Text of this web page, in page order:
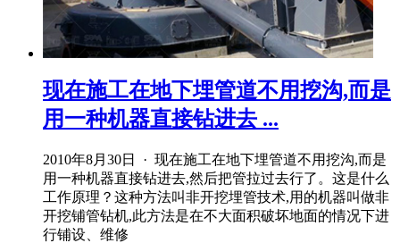
现在施工在地下埋管道不用挖沟,而是
用一种机器直接钻进去 ...
2010年8月30日 · 现在施工在地下埋管道不用挖沟,而是
用一种机器直接钻进去,然后把管拉过去行了。这是什么
工作原理？这种方法叫非开挖埋管技术,用的机器叫做非
开挖铺管钻机,此方法是在不大面积破坏地面的情况下进
行铺设、维修